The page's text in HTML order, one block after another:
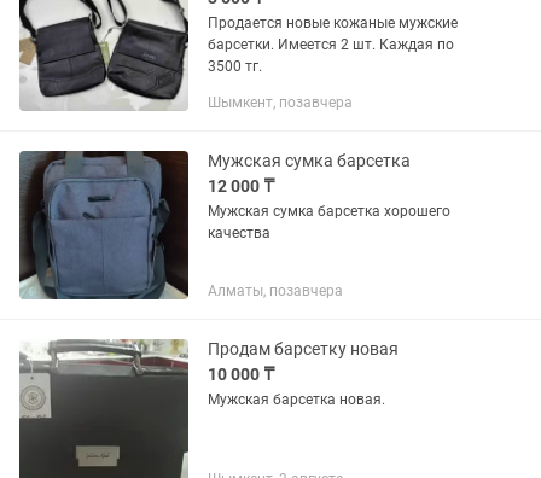
Продается новые кожаные мужские
барсетки. Имеется 2 шт. Каждая по
3500 тг.
Шымкент, позавчера
Мужская сумка барсетка
12 000 ₸
Мужская сумка барсетка хорошего
качества
Алматы, позавчера
Продам барсетку новая
10 000 ₸
Мужская барсетка новая.